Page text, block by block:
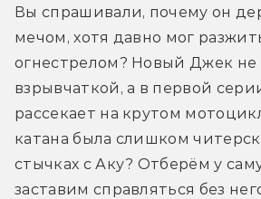
Вы спрашивали, почему он
мечом, хотя давно мог
огнестрелом? Новый Джек не
взрывчаткой, а в первой
рассекает на крутом
катана была слишком
стычках с Аку? Отберём у
заставим справляться без